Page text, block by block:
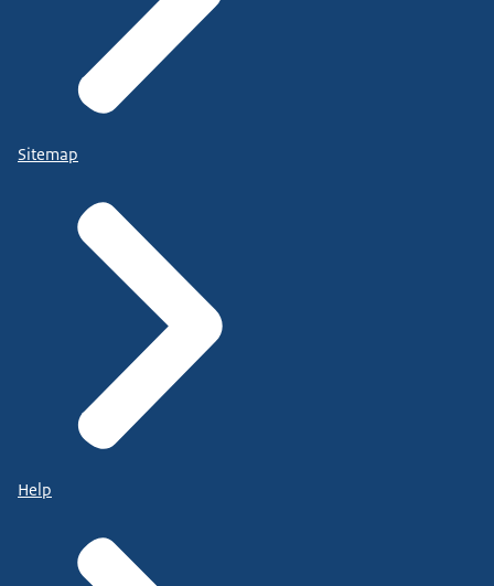
Sitemap
Help